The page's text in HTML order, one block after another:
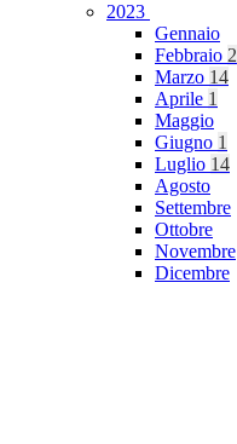
2023
Gennaio
Febbraio 2
Marzo 14
Aprile 1
Maggio
Giugno 1
Luglio 14
Agosto
Settembre
Ottobre
Novembre
Dicembre